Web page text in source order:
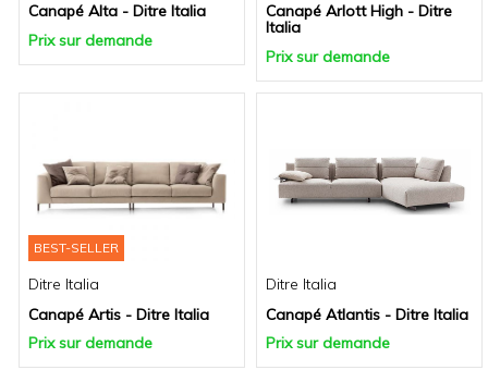
Canapé Alta - Ditre Italia
Prix sur demande
Canapé Arlott High - Ditre
Italia
Prix sur demande
BEST-SELLER
Ditre Italia
Canapé Artis - Ditre Italia
Prix sur demande
Ditre Italia
Canapé Atlantis - Ditre Italia
Prix sur demande